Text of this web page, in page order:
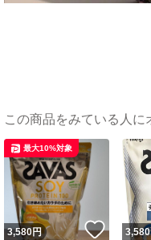
この商品をみている人に
3,580円 いいね
最大10%対象
3,580